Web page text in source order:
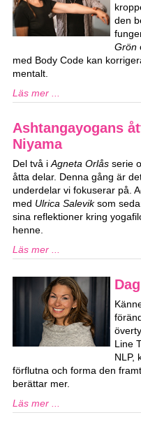
den
Grön
med Body Code kan
mentalt.
Läs mer ...
Ashtangayogans
Niyama
Del två i Agneta Orlås serie
åtta delar. Denna gång är
underdelar vi fokuserar på.
med Ulrica Saleviksom
sina reflektioner kring
henne.
Läs mer ...
Line
NLP,
förflutna och forma den
berättar mer.
Läs mer ...